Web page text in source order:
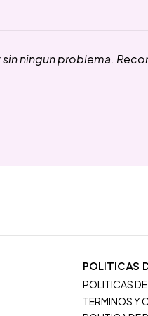
ningun problema.
POLITICAS
POLITICAS
TERMINOS Y